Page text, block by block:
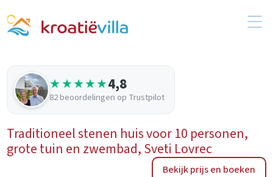
★★★★★4,8
82 beoordelingen op Trustpilot
Traditioneel stenen huis voor 10 personen,
grote tuin en zwembad, Sveti Lovrec
Bekijk prijs en boeken